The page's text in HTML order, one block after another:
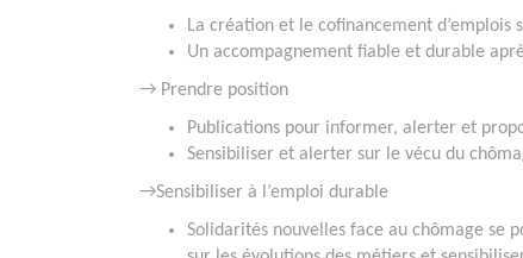
La création et le cofinancement d’emplois
Un accompagnement fiable et durable
→ Prendre position
Publications pour informer, alerter et
Sensibiliser et alerter sur le vécu du
→Sensibiliser à l’emploi durable
Solidarités nouvelles face au chômage se